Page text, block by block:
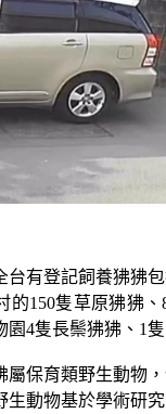
台有登記飼養狒狒
的150隻草原狒狒
園4隻長鬃狒狒、1
屬保育類野生動物
生動物基於學術研